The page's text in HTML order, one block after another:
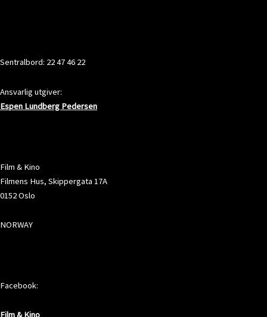
Sentralbord: 22 47 46 22
Ansvarlig utgiver:
Espen Lundberg Pedersen
Film & Kino
Filmens Hus, Skippergata 17A
0152 Oslo
NORWAY
Facebook: